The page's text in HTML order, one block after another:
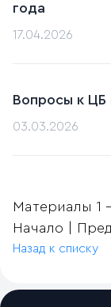
года
17.04.2026
Вопросы к
03.03.2026
Материалы 1
Начало |
Назад к списку